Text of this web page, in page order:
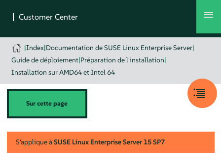
|Index|Documentation de SUSE Linux Enterprise Server|
Guide de déploiement|Préparation de l'installation|
Installation sur AMD64 et Intel 64
Sur cette page
S'applique àSUSE Linux Enterprise Server 15 SP7